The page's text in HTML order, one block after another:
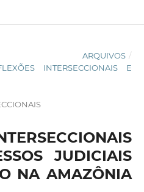
ARQUIVOS /
INTERSECCIONAIS E
JUDICIAIS
NA AMAZÔNIA